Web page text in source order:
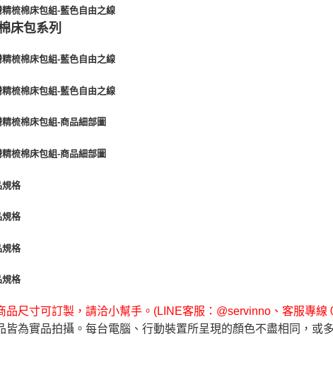
床包系列
品尺寸可訂製，請洽小幫手。(LINE客服：@servinno、客服專線
皆為實品拍攝。每台電腦、行動裝置所呈現的顏色不盡相同，或